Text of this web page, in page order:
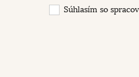
Súhlasím so